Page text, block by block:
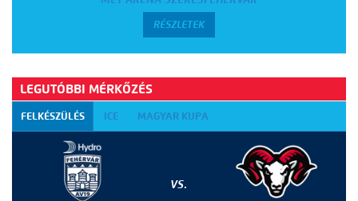
RÉSZLETEK
LEGUTÓBBI MÉRKŐZÉS
FELKÉSZÜLÉS ICE MAGYAR KUPA
VS.